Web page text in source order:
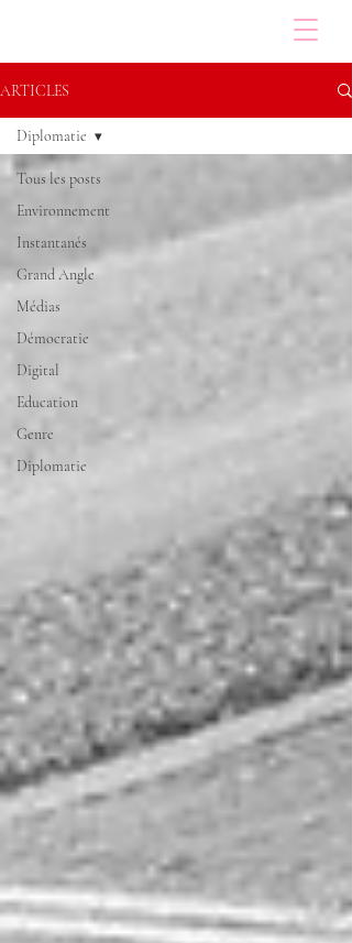
ARTICLES
Tous les posts
Environnement
Instantanés
Grand Angle
Médias
Démocratie
Digital
Education
Genre
Diplomatie
Diplomatie